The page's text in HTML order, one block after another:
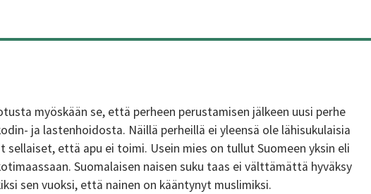
myöskään se, että perheen perustamisen jälkeen uusi perhe
ja lastenhoidosta. Näillä perheillä ei yleensä ole lähisukulaisia
että apu ei toimi. Usein mies on tullut Suomeen yksin eli
Suomalaisen naisen suku taas ei välttämättä hyväksy
sen vuoksi, että nainen on kääntynyt muslimiksi.